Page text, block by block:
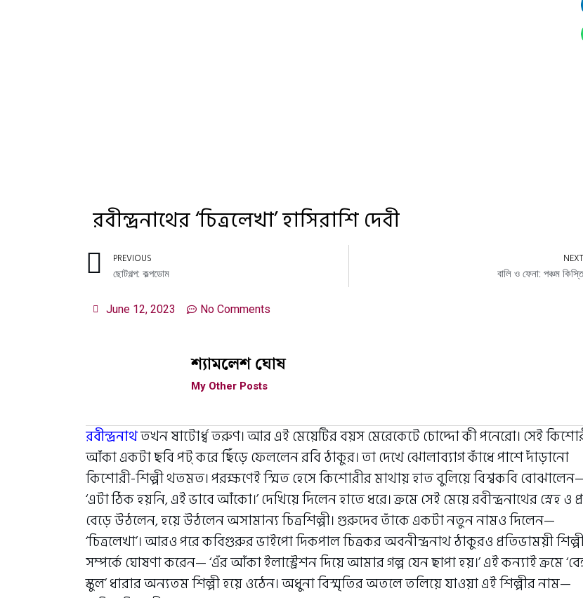
রবীন্দ্রনাথের ‘চিত্রলেখা’ হাসিরাশি দেবী
PREVIOUS
ছোটগল্প: কল্পডোম
NEXT
বালি ও ফেনা: পঞ্চম কিস্তি
June 12, 2023 No Comments
শ্যামলেশ ঘোষ
My Other Posts
রবীন্দ্রনাথতখন ষাটোর্ধ্ব তরুণ। আর এই মেয়েটির বয়স মেরেকেটে চোদ্দো কী পনেরো। সেই
আঁকা একটা ছবি পট্ করে ছিঁড়ে ফেললেন রবি ঠাকুর। তা দেখে ঝোলাব্যাগ কাঁধে পাশে দাঁড়ানো
কিশোরী-শিল্পী থতমত। পরক্ষণেই স্মিত হেসে কিশোরীর মাথায় হাত বুলিয়ে বিশ্বকবি
‘এটা ঠিক হয়নি, এই ভাবে আঁকো।’ দেখিয়ে দিলেন হাতে ধরে। ক্রমে সেই মেয়ে রবীন্দ্রনাথের স্নেহ ও
বেড়ে উঠলেন, হয়ে উঠলেন অসামান্য চিত্রশিল্পী। গুরুদেব তাঁকে একটা নতুন নামও দিলেন—
‘চিত্রলেখা’। আরও পরে কবিগুরুর ভাইপো দিকপাল চিত্রকর অবনীন্দ্রনাথ ঠাকুরও প্রতিভাময়ী
সম্পর্কে ঘোষণা করেন— ‘এঁর আঁকা ইলাস্ট্রেশন দিয়ে আমার গল্প যেন ছাপা হয়।’ এই কন্যাই ক্রমে
স্কুল’ ধারার অন্যতম শিল্পী হয়ে ওঠেন। অধুনা বিস্মৃতির অতলে তলিয়ে যাওয়া এই শিল্পীর নাম—